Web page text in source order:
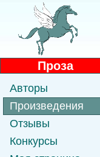
Проза
Авторы
Произведения
Отзывы
Конкурсы